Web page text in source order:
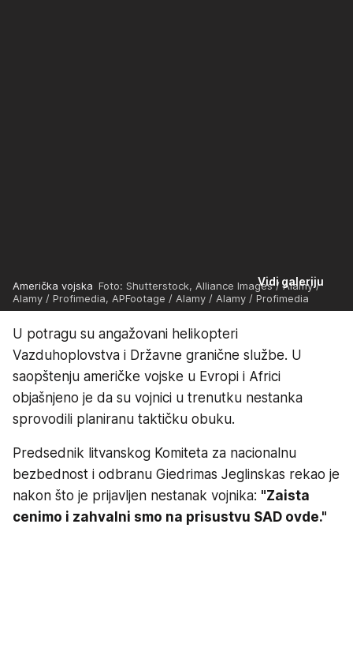
Vidi galeriju
Američka vojska Foto: Shutterstock, Alliance Images / Alamy /
Alamy / Profimedia, APFootage / Alamy / Alamy / Profimedia
U potragu su angažovani helikopteri
Vazduhoplovstva i Državne granične službe. U
saopštenju američke vojske u Evropi i Africi
objašnjeno je da su vojnici u trenutku nestanka
sprovodili planiranu taktičku obuku.
Predsednik litvanskog Komiteta za nacionalnu
bezbednost i odbranu Giedrimas Jeglinskas rekao je
nakon što je prijavljen nestanak vojnika: "Zaista
cenimo i zahvalni smo na prisustvu SAD ovde."